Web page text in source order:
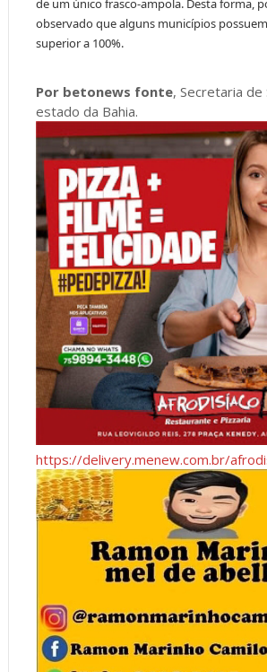
de um único frasco-ampola. Desta forma,
observado que alguns municípios
superior a 100%.
Por betonews fonte, Secretaria de
estado da Bahia.
https://delivery.menew.com.br/